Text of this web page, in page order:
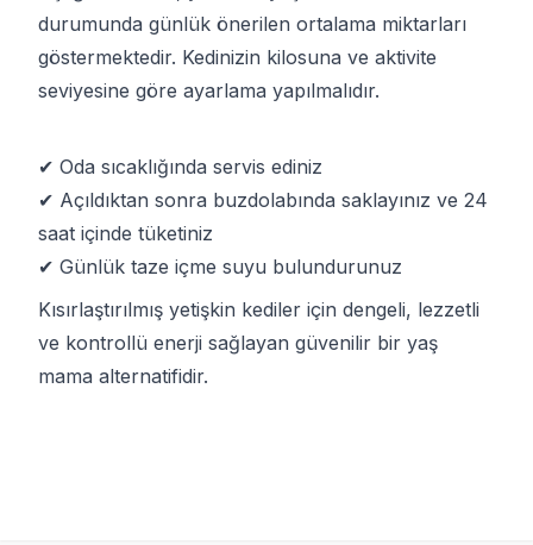
durumunda günlük önerilen ortalama miktarları
göstermektedir. Kedinizin kilosuna ve aktivite
seviyesine göre ayarlama yapılmalıdır.
✔ Oda sıcaklığında servis ediniz
✔ Açıldıktan sonra buzdolabında saklayınız ve 24
saat içinde tüketiniz
✔ Günlük taze içme suyu bulundurunuz
Kısırlaştırılmış yetişkin kediler için dengeli, lezzetli
ve kontrollü enerji sağlayan güvenilir bir yaş
mama alternatifidir.